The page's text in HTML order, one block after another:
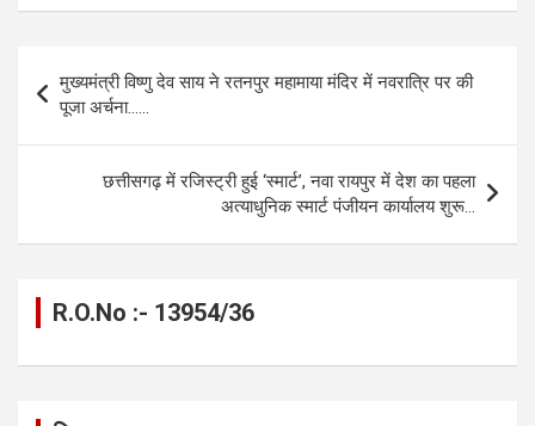
ce
b
o
o
se
n
g
er
at
A
p
p
e
a
m
ail py
Li
n
k
ar
e
navigation
मुख्यमंत्री विष्णु देव साय ने रतनपुर महामाया मंदिर में नवरात्रि पर की
पूजा अर्चना……
छत्तीसगढ़ में रजिस्ट्री हुई ‘स्मार्ट’, नवा रायपुर में देश का पहला
अत्याधुनिक स्मार्ट पंजीयन कार्यालय शुरू…
R.O.No :- 13954/36